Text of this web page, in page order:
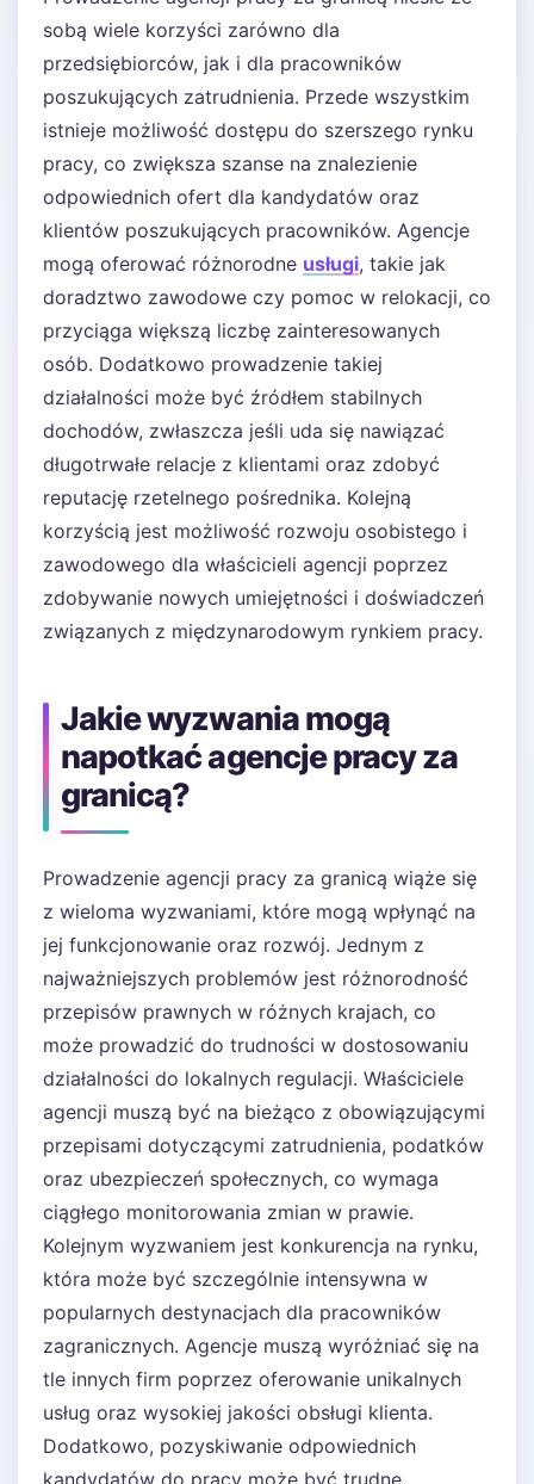
sobą wiele korzyści zarówno dla
przedsiębiorców, jak i dla pracowników
poszukujących zatrudnienia. Przede wszystkim
istnieje możliwość dostępu do szerszego rynku
pracy, co zwiększa szanse na znalezienie
odpowiednich ofert dla kandydatów oraz
klientów poszukujących pracowników. Agencje
mogą oferować różnorodne usługi, takie jak
doradztwo zawodowe czy pomoc w relokacji, co
przyciąga większą liczbę zainteresowanych
osób. Dodatkowo prowadzenie takiej
działalności może być źródłem stabilnych
dochodów, zwłaszcza jeśli uda się nawiązać
długotrwałe relacje z klientami oraz zdobyć
reputację rzetelnego pośrednika. Kolejną
korzyścią jest możliwość rozwoju osobistego i
zawodowego dla właścicieli agencji poprzez
zdobywanie nowych umiejętności i doświadczeń
związanych z międzynarodowym rynkiem pracy.
Jakie wyzwania mogą
napotkać agencje pracy za
granicą?
Prowadzenie agencji pracy za granicą wiąże się
z wieloma wyzwaniami, które mogą wpłynąć na
jej funkcjonowanie oraz rozwój. Jednym z
najważniejszych problemów jest różnorodność
przepisów prawnych w różnych krajach, co
może prowadzić do trudności w dostosowaniu
działalności do lokalnych regulacji. Właściciele
agencji muszą być na bieżąco z obowiązującymi
przepisami dotyczącymi zatrudnienia, podatków
oraz ubezpieczeń społecznych, co wymaga
ciągłego monitorowania zmian w prawie.
Kolejnym wyzwaniem jest konkurencja na rynku,
która może być szczególnie intensywna w
popularnych destynacjach dla pracowników
zagranicznych. Agencje muszą wyróżniać się na
tle innych firm poprzez oferowanie unikalnych
usług oraz wysokiej jakości obsługi klienta.
Dodatkowo, pozyskiwanie odpowiednich
kandydatów do pracy może być trudne,